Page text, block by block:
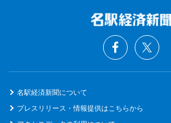
名駅経済新聞について
プレスリリース・情報提供はこちらから